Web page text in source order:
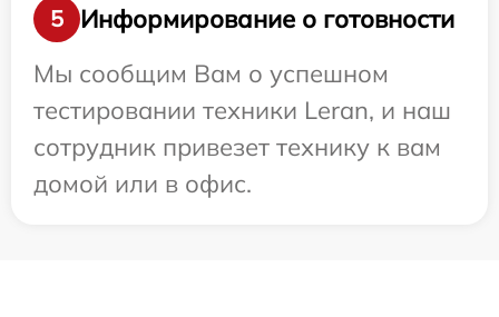
5
Информирование о готовности
Мы сообщим Вам о успешном
тестировании техники Leran, и наш
сотрудник привезет технику к вам
домой или в офис.